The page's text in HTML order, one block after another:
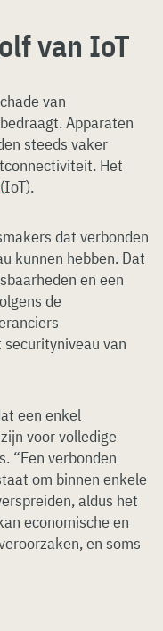
van IoT
van
Apparaten
steeds vaker
Het
(IoT).
dat verbonden
kunnen hebben. Dat
en een
de
van
een enkel
voor volledige
“Een verbonden
om binnen enkele
aldus het
economische en
en soms